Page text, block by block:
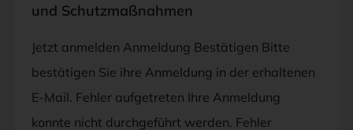
und Schutzmaßnahmen
Jetzt anmelden Anmeldung Bestätigen Bitte
bestätigen Sie ihre Anmeldung in der erhaltenen
E-Mail. Fehler aufgetreten Ihre Anmeldung
konnte nicht durchgeführt werden. Fehler